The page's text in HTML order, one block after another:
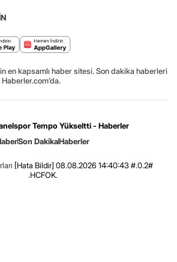
en kapsamlı haber sitesi. Son dakika haberleri
Tempo Yükseltti - Haberler
Son DakikaHaberler
[Hata Bildir] 08.08.2026 14:40:43 #.0.2#
.HCFOK.